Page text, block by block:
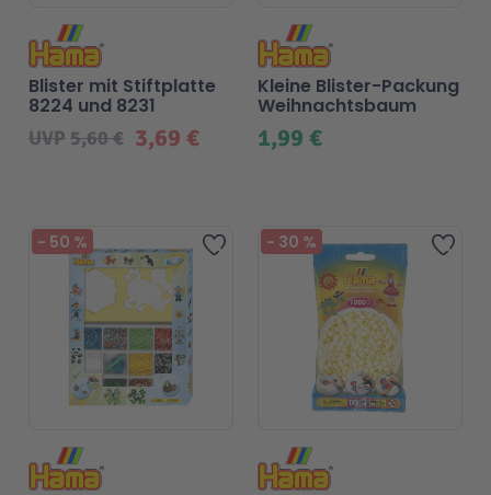
Seltene Artikel
LEGO® Blumen
3,69 €
UVP5,60 €
Blister mit Stiftplatte
8224 und 8231
1,99 €
Kleine Blister-Packung
Weihnachtsbaum
Zur Wunschliste hinzufügen
- 50 % Zur
- 30 %
Beliebt